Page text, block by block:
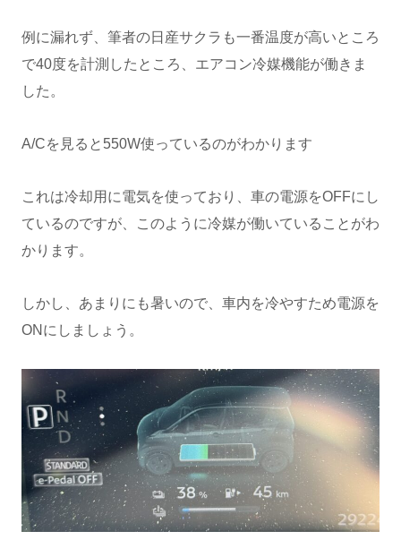
例に漏れず、筆者の日産サクラも一番温度が高いところ
で40度を計測したところ、エアコン冷媒機能が働きま
した。
A/Cを見ると550W使っているのがわかります
これは冷却用に電気を使っており、車の電源をOFFにし
ているのですが、このように冷媒が働いていることがわ
かります。
しかし、あまりにも暑いので、車内を冷やすため電源を
ONにしましょう。